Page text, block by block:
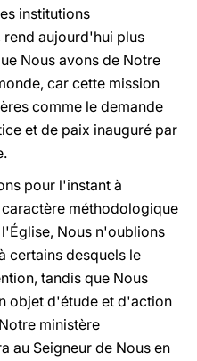
institutions
aujourd'hui plus
Nous avons de Notre
car cette mission
comme le demande
et de paix inauguré par
pour l'instant à
méthodologique
Nous n'oublions
certains desquels le
tandis que Nous
objet d'étude et d'action
ministère
au Seigneur de Nous en